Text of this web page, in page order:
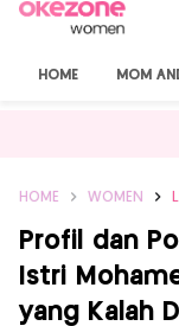
HOME MOM
HOME WOMEN
Profil dan
Istri
yang Kalah